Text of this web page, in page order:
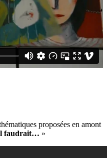
proposées en amont
faudrait… »